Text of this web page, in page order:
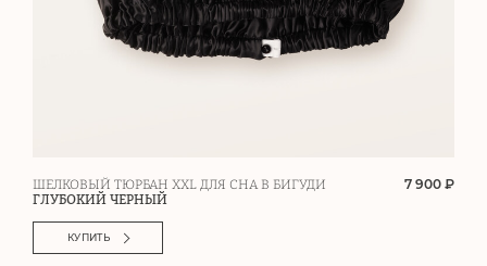
ШЕЛКОВЫЙ ТЮРБАН XXL ДЛЯ СНА В БИГУДИ
ГЛУБОКИЙ ЧЕРНЫЙ
7 900 ₽
КУПИТЬ